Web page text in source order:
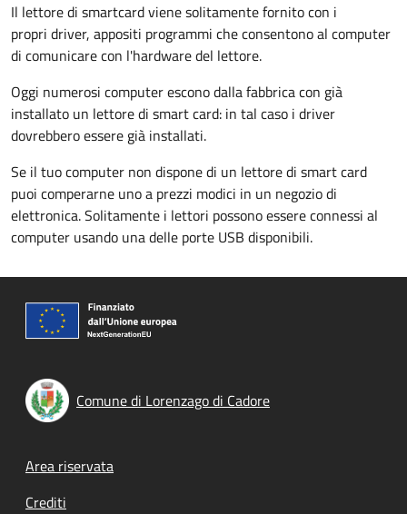
Il lettore di smartcard viene solitamente fornito con i
propri driver, appositi programmi che consentono al computer
di comunicare con l'hardware del lettore.
Oggi numerosi computer escono dalla fabbrica con già
installato un lettore di smart card: in tal caso i driver
dovrebbero essere già installati.
Se il tuo computer non dispone di un lettore di smart card
puoi comperarne uno a prezzi modici in un negozio di
elettronica. Solitamente i lettori possono essere connessi al
computer usando una delle porte USB disponibili.
Comune di Lorenzago di Cadore
Footer menu
Area riservata
Crediti